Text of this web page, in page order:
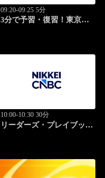
09:20-09:25 5分
3分で予習・復習！東京市
10:00-10:30 30分
リーダーズ・プレイブック